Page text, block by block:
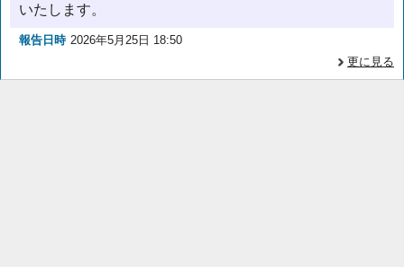
いたします。
報告日時 2026年5月25日 18:50
更に見る